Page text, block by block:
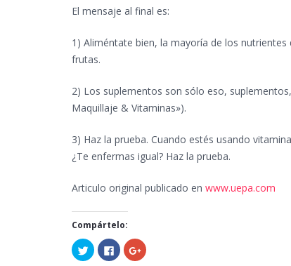
El mensaje al final es:
1) Aliméntate bien, la mayoría de los
frutas.
2) Los suplementos son sólo eso,
Maquillaje & Vitaminas»).
3) Haz la prueba. Cuando estés usando
¿Te enfermas igual? Haz la prueba.
Articulo original publicado en www.uepa.com
Compártelo:
Haz
clic
Haz
clic
Haz
clic